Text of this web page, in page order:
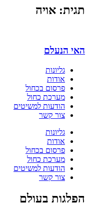
תגית: אויה
האי הנעלם
גליונות
אודות
פרסום בכחול
מערכת כחול
הודעות למשיטים
צור קשר
גליונות
אודות
פרסום בכחול
מערכת כחול
הודעות למשיטים
צור קשר
הפלגות בעולם